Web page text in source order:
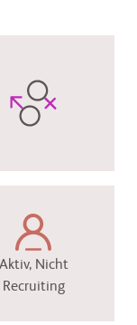
Aktiv, Nicht
Recruiting